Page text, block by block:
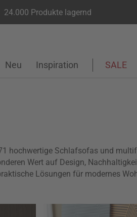
24.000 Produkte lagernd
Neu Inspiration SALE
hochwertige Schlafsofas und
Wert auf Design,
Lösungen für modernes